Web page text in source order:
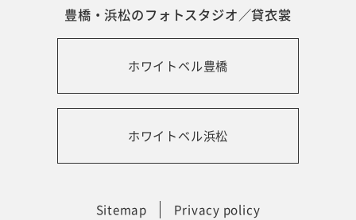
豊橋・浜松のフォトスタジオ／貸衣裳
ホワイトベル豊橋
ホワイトベル浜松
Sitemap Privacy policy